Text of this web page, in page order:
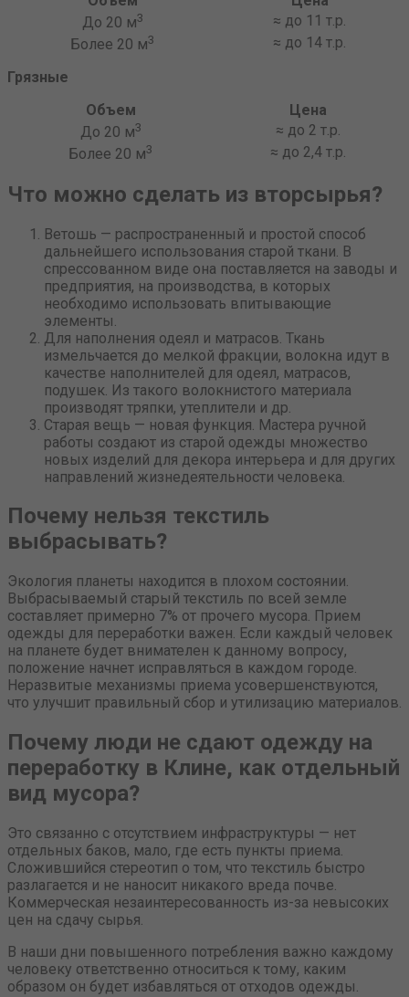
До 20 м3
≈ до 11 т.р.
Более 20 м3
≈ до 14 т.р.
Грязные
Объем
Цена
До 20 м3
≈ до 2 т.р.
Более 20 м3 ≈ до 2,4 т.р.
Что можно сделать из вторсырья?
Ветошь — распространенный и простой способ
дальнейшего использования старой ткани. В
спрессованном виде она поставляется на заводы и
предприятия, на производства, в которых
необходимо использовать впитывающие
элементы.
Для наполнения одеял и матрасов. Ткань
измельчается до мелкой фракции, волокна идут в
качестве наполнителей для одеял, матрасов,
подушек. Из такого волокнистого материала
производят тряпки, утеплители и др.
Старая вещь — новая функция. Мастера ручной
работы создают из старой одежды множество
новых изделий для декора интерьера и для других
направлений жизнедеятельности человека.
Почему нельзя текстиль
выбрасывать?
Экология планеты находится в плохом состоянии.
Выбрасываемый старый текстиль по всей земле
составляет примерно 7% от прочего мусора. Прием
одежды для переработки важен. Если каждый человек
на планете будет внимателен к данному вопросу,
положение начнет исправляться в каждом городе.
Неразвитые механизмы приема усовершенствуются,
что улучшит правильный сбор и утилизацию материалов.
Почему люди не сдают одежду на
переработку в Клине, как отдельный
вид мусора?
Это связанно с отсутствием инфраструктуры — нет
отдельных баков, мало, где есть пункты приема.
Сложившийся стереотип о том, что текстиль быстро
разлагается и не наносит никакого вреда почве.
Коммерческая незаинтересованность из-за невысоких
цен на сдачу сырья.
В наши дни повышенного потребления важно каждому
человеку ответственно относиться к тому, каким
образом он будет избавляться от отходов одежды.